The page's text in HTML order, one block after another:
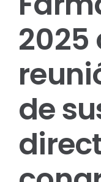
2025
de